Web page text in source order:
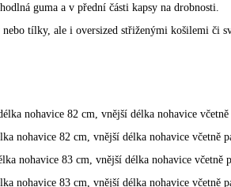
guma a v přední části kapsy na drobnosti.
tílky, ale i oversized střiženými košilemi či
nohavice 82 cm, vnější délka nohavice včetně
nohavice 82 cm, vnější délka nohavice včetně
nohavice 83 cm, vnější délka nohavice včetně
nohavice 83 cm, vnější délka nohavice včetně